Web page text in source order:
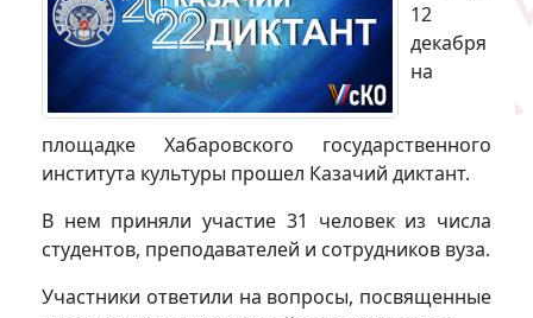
12
декабря
на
площадке Хабаровского государственного
института культуры прошел Казачий диктант.
В нем приняли участие 31 человек из числа
студентов, преподавателей и сотрудников вуза.
Участники ответили на вопросы, посвященные